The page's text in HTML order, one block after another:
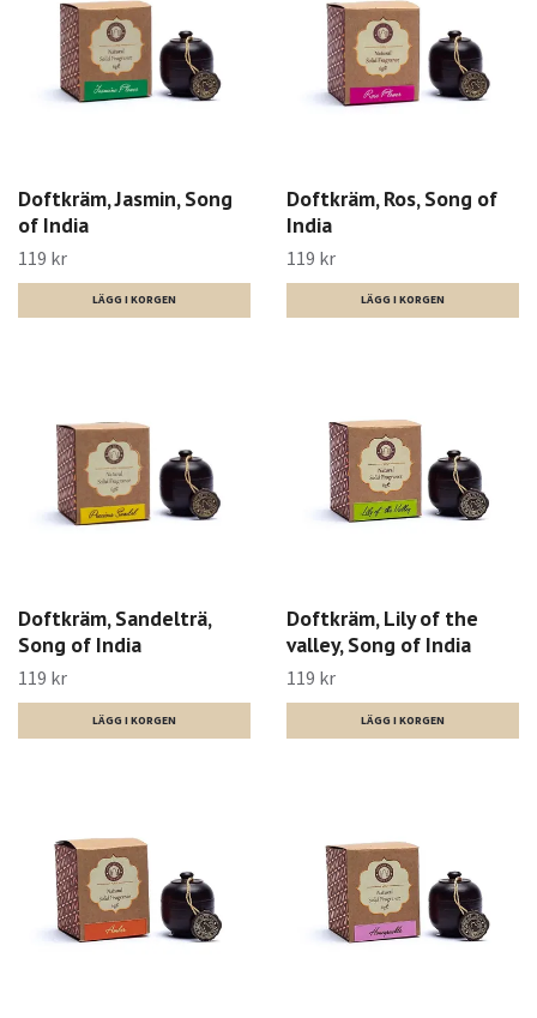
Doftkräm, Jasmin, Song
of India
119 kr
Doftkräm, Ros, Song of
India
119 kr
Doftkräm, Sandelträ,
Song of India
119 kr
Doftkräm, Lily of the
valley, Song of India
119 kr